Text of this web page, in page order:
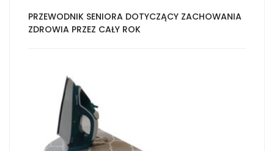
PRZEWODNIK SENIORA DOTYCZĄCY ZACHOWANIA
ZDROWIA PRZEZ CAŁY ROK